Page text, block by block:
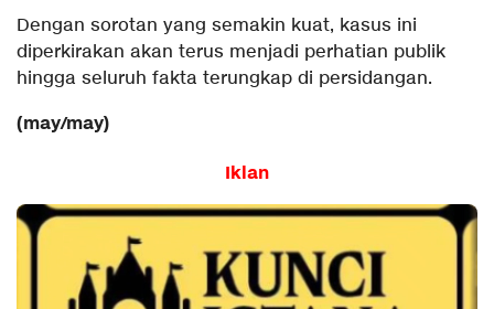
Dengan sorotan yang semakin kuat, kasus ini
diperkirakan akan terus menjadi perhatian publik
hingga seluruh fakta terungkap di persidangan.
(may/may)
Iklan